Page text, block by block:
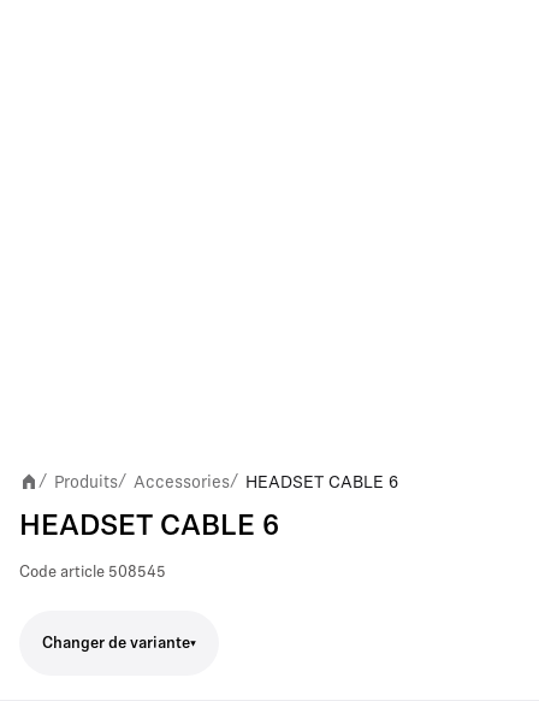
/ Produits/ Accessories/ HEADSET CABLE 6
HEADSET CABLE 6
Code article 508545
Changer de variante